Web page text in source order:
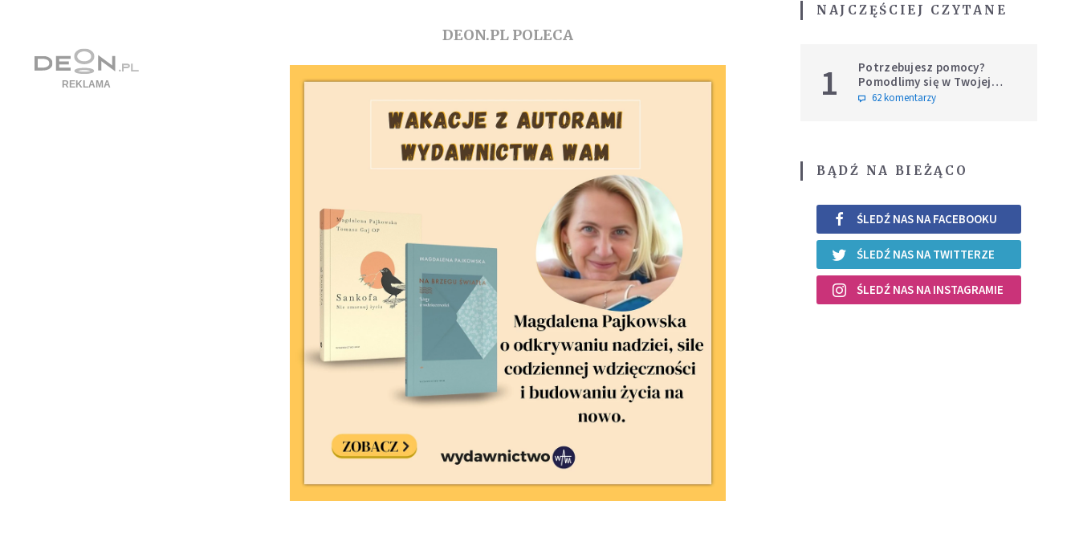
DEON.PL POLECA
NAJCZĘŚCIEJ CZYTANE
1
Potrzebujesz pomocy?
Pomodlimy się w Twojej
intencji
62 komentarzy
BĄDŹ NA BIEŻĄCO
ŚLEDŹ NAS NA FACEBOOKU
ŚLEDŹ NAS NA TWITTERZE
ŚLEDŹ NAS NA INSTAGRAMIE